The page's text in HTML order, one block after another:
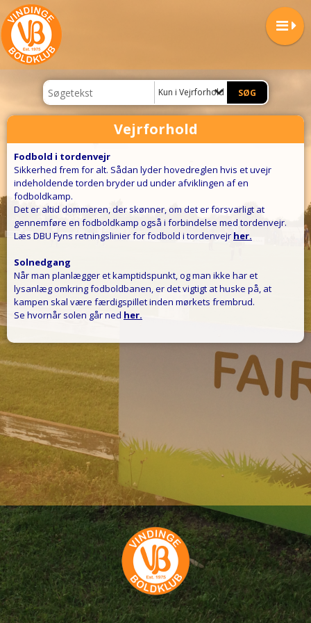
Kun i Vejrforhold
Vejrforhold
Fodbold i tordenvejr
Sikkerhed frem for alt. Sådan lyder hovedreglen hvis et uvejr
indeholdende torden bryder ud under afviklingen af en
fodboldkamp.
Det er altid dommeren, der skønner, om det er forsvarligt at
gennemføre en fodboldkamp også i forbindelse med tordenvejr.
Læs DBU Fyns retningslinier for fodbold i tordenvejr her.
Solnedgang
Når man planlægger et kamptidspunkt, og man ikke har et
lysanlæg omkring fodboldbanen, er det vigtigt at huske på, at
kampen skal være færdigspillet inden mørkets frembrud.
Se hvornår solen går ned her.